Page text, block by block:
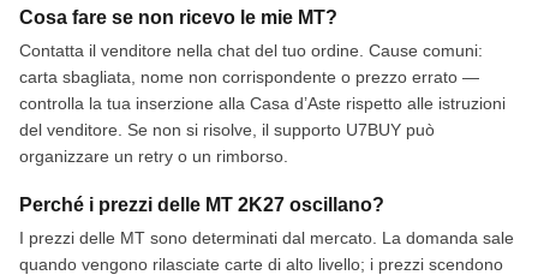
Cosa fare se non ricevo le mie MT?
Contatta il venditore nella chat del tuo ordine. Cause comuni:
carta sbagliata, nome non corrispondente o prezzo errato —
controlla la tua inserzione alla Casa d’Aste rispetto alle istruzioni
del venditore. Se non si risolve, il supporto U7BUY può
organizzare un retry o un rimborso.
Perché i prezzi delle MT 2K27 oscillano?
I prezzi delle MT sono determinati dal mercato. La domanda sale
quando vengono rilasciate carte di alto livello; i prezzi scendono